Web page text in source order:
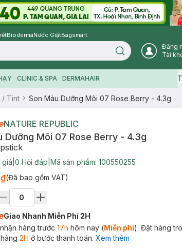
BiodermaNước GiặtBagsmart
Search icon
Đăng
Tài
CLINIC & SPA DERMAHAIR
/ Tint Son Màu Dưỡng Môi 07 Rose Berry - 4.3g
NATURE REPUBLIC
Dưỡng Môi 07 Rose Berry - 4.3g
giá 0 Hỏi đáp Mã sản phẩm: 100550255
(Đã bao gồm VAT)
Giao Nhanh Miễn Phí 2H
hàng trước 17h hôm nay (Miễn phí). Đặt hàng
2H ở bước thanh toán. Xem thêm